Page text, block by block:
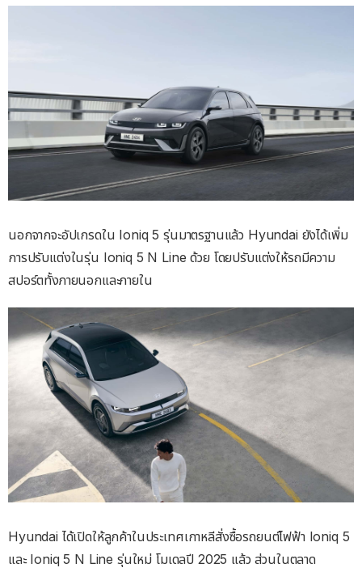
นอกจากจะอัปเกรดใน Ioniq 5 รุ่นมาตรฐานแล้ว Hyundai ยังได้เพิ่ม
การปรับแต่งในรุ่น Ioniq 5 N Line ด้วย โดยปรับแต่งให้รถมีความ
สปอร์ตทั้งภายนอกและภายใน
Hyundai ได้เปิดให้ลูกค้าในประเทศเกาหลีสั่งซื้อรถยนต์ไฟฟ้า Ioniq 5
และ Ioniq 5 N Line รุ่นใหม่ โมเดลปี 2025 แล้ว ส่วนในตลาด